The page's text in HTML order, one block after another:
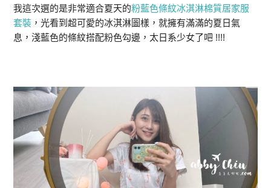
我這次選的是非常適合夏天的粉藍色條紋冰淇淋棉質居家服
套裝 ，光看到超可愛的冰淇淋圖樣，就擁有滿滿的夏日氣
息，淺藍色的條紋搭配粉色勾邊，太日系少女了吧 !!!!